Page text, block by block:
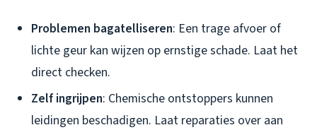
Problemen bagatelliseren: Een trage afvoer of
lichte geur kan wijzen op ernstige schade. Laat het
direct checken.
Zelf ingrijpen: Chemische ontstoppers kunnen
leidingen beschadigen. Laat reparaties over aan